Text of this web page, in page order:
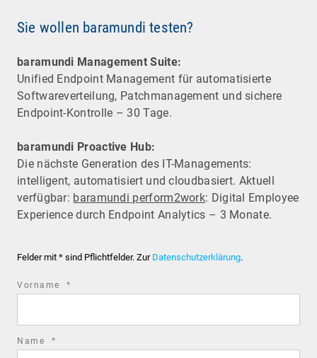
Sie wollen baramundi testen?
baramundi Management Suite:
Unified Endpoint Management für automatisierte
Software­verteilung, Patchmanagement und sichere
Endpoint-Kontrolle – 30 Tage.
baramundi Proactive Hub:
Die nächste Generation des IT-Managements:
intelligent, automatisiert und cloudbasiert. Aktuell
verfügbar: baramundi perform2work: Digital Employee
Experience durch Endpoint Analytics – 3 Monate.
Felder mit * sind Pflichtfelder. Zur Datenschutzerklärung.
Vorname *
Name *